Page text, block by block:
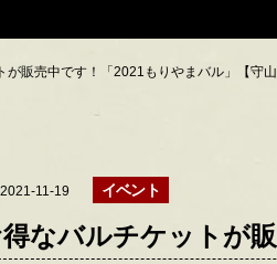
が販売中です！「2021もりやまバル」【守山
2021-11-19 イベント
なバルチケットが